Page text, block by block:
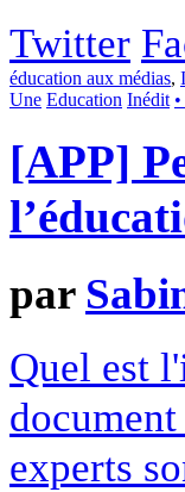
Twitter
éducation aux médias,
Une Education Inédit
[APP]
par
Quel est
experts